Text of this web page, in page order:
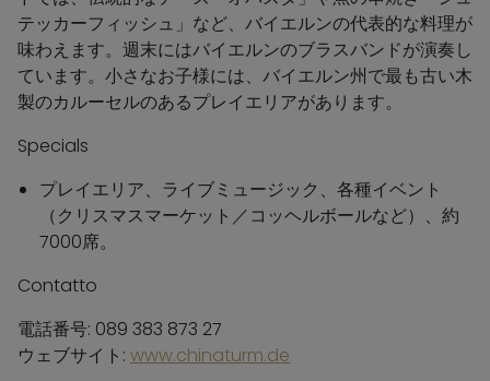
テッカーフィッシュ」など、バイエルンの代表的な料理が
味わえます。週末にはバイエルンのブラスバンドが演奏し
ています。小さなお子様には、バイエルン州で最も古い木
製のカルーセルのあるプレイエリアがあります。
Specials
プレイエリア、ライブミュージック、各種イベント
（クリスマスマーケット／コッヘルボールなど）、約
7000席。
Contatto
電話番号: 089 383 873 27
ウェブサイト: www.chinaturm.de